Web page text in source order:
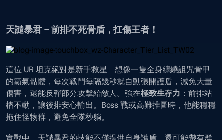
天譴暴君 – 前排不死骨盾，扛傷王者！
這位 UR 坦克絕對是新手救星！想像一隻全身纏繞詛咒骨甲
的霸氣骷髏，每次戰鬥每隔幾秒就自動張開護盾，減免大量
傷害，還能反彈部分攻擊給敵人。強在極致生存力 ：前排站
樁不動，讓後排安心輸出。Boss 戰或高難推圖時，他能穩穩
拖住怪物群，避免全隊秒躺。
實戰中，天譴暴君的技能不僅提供自身護盾，還可能帶有群